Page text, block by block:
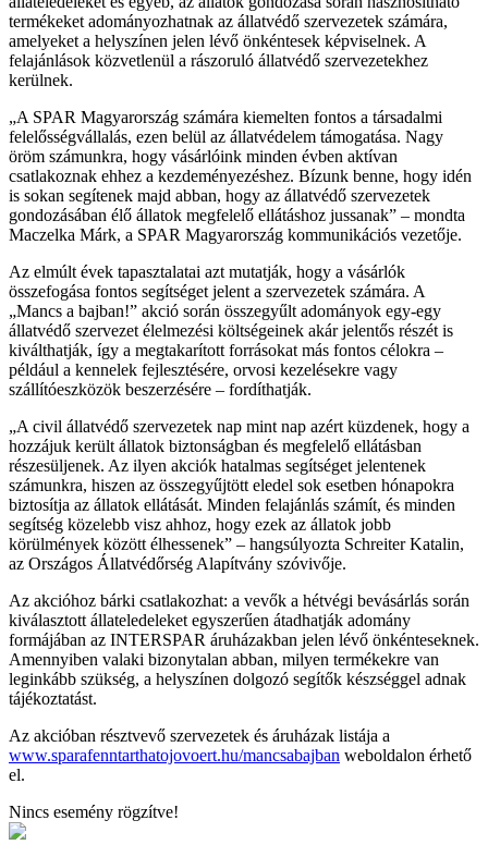
termékeket adományozhatnak az állatvédő szervezetek számára,
amelyeket a helyszínen jelen lévő önkéntesek képviselnek. A
felajánlások közvetlenül a rászoruló állatvédő szervezetekhez
kerülnek.
„A SPAR Magyarország számára kiemelten fontos a társadalmi
felelősségvállalás, ezen belül az állatvédelem támogatása. Nagy
öröm számunkra, hogy vásárlóink minden évben aktívan
csatlakoznak ehhez a kezdeményezéshez. Bízunk benne, hogy idén
is sokan segítenek majd abban, hogy az állatvédő szervezetek
gondozásában élő állatok megfelelő ellátáshoz jussanak” – mondta
Maczelka Márk, a SPAR Magyarország kommunikációs vezetője.
Az elmúlt évek tapasztalatai azt mutatják, hogy a vásárlók
összefogása fontos segítséget jelent a szervezetek számára. A
„Mancs a bajban!” akció során összegyűlt adományok egy-egy
állatvédő szervezet élelmezési költségeinek akár jelentős részét is
kiválthatják, így a megtakarított forrásokat más fontos célokra –
például a kennelek fejlesztésére, orvosi kezelésekre vagy
szállítóeszközök beszerzésére – fordíthatják.
„A civil állatvédő szervezetek nap mint nap azért küzdenek, hogy a
hozzájuk került állatok biztonságban és megfelelő ellátásban
részesüljenek. Az ilyen akciók hatalmas segítséget jelentenek
számunkra, hiszen az összegyűjtött eledel sok esetben hónapokra
biztosítja az állatok ellátását. Minden felajánlás számít, és minden
segítség közelebb visz ahhoz, hogy ezek az állatok jobb
körülmények között élhessenek” – hangsúlyozta Schreiter Katalin,
az Országos Állatvédőrség Alapítvány szóvivője.
Az akcióhoz bárki csatlakozhat: a vevők a hétvégi bevásárlás során
kiválasztott állateledeleket egyszerűen átadhatják adomány
formájában az INTERSPAR áruházakban jelen lévő önkénteseknek.
Amennyiben valaki bizonytalan abban, milyen termékekre van
leginkább szükség, a helyszínen dolgozó segítők készséggel adnak
tájékoztatást.
Az akcióban résztvevő szervezetek és áruházak listája a
www.sparafenntarthatojovoert.hu/mancsabajban weboldalon érhető
el.
Nincs esemény rögzítve!